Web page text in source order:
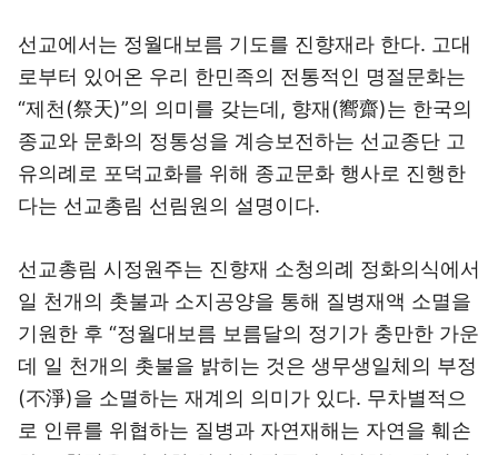
선교에서는 정월대보름 기도를 진향재라 한다. 고대
로부터 있어온 우리 한민족의 전통적인 명절문화는
“제천(祭天)”의 의미를 갖는데, 향재(嚮齋)는 한국의
종교와 문화의 정통성을 계승보전하는 선교종단 고
유의례로 포덕교화를 위해 종교문화 행사로 진행한
다는 선교총림 선림원의 설명이다.
선교총림 시정원주는 진향재 소청의례 정화의식에서
일 천개의 촛불과 소지공양을 통해 질병재액 소멸을
기원한 후 “정월대보름 보름달의 정기가 충만한 가운
데 일 천개의 촛불을 밝히는 것은 생무생일체의 부정
(不淨)을 소멸하는 재계의 의미가 있다. 무차별적으
로 인류를 위협하는 질병과 자연재해는 자연을 훼손